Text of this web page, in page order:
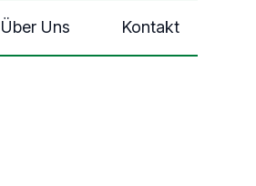
Über Uns Kontakt